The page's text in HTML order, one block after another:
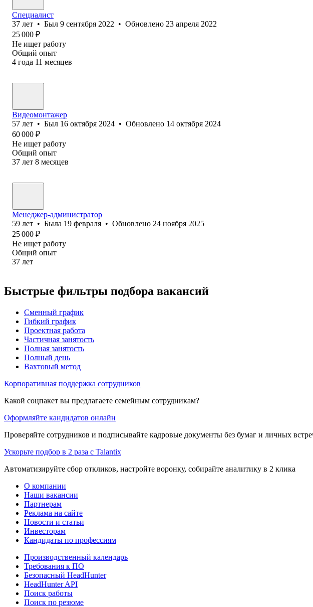
Специалист
37 лет • Был 9 сентября 2022 • Обновлено 23 апреля 2022
25 000 ₽
Не ищет работу
Общий опыт
4 года 11 месяцев
В⁢идеомонтажер
57 лет • Был 16 октября 2024 • Обновлено 14 октября 2024
60 000 ₽
Не ищет работу
Общий опыт
37 лет 8 месяцев
Менеджер-администратор
59 лет • Была 19 февраля • Обновлено 24 ноября 2025
25 000 ₽
Не ищет работу
Общий опыт
37 лет
Быстрые фильтры подбора вакансий
Сменный график
Гибкий график
Проектная работа
Частичная занятость
Полная занятость
Полный день
Вахтовый метод
Корпоративная поддержка сотрудников
Какой соцпакет вы предлагаете семейным сотрудникам?
Оформляйте кандидатов онлайн
Проверяйте сотрудников и подписывайте кадровые документы без бумаг и личных
Ускорьте подбор в 2 раза с Talantix
Автоматизируйте сбор откликов, настройте воронку, собирайте аналитику в 2 клика
О компании
Наши вакансии
Партнерам
Реклама на сайте
Новости и статьи
Инвесторам
Кандидаты по профессиям
Производственный календарь
Требования к ПО
Безопасный HeadHunter
HeadHunter API
Поиск работы
Поиск по резюме